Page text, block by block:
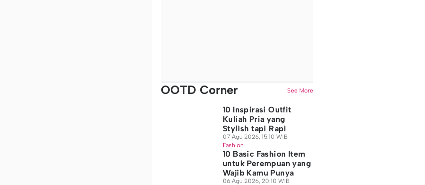
OOTD Corner See More
10 Inspirasi Outfit
Kuliah Pria yang
Stylish tapi Rapi
07 Agu 2026, 15:10 WIB
Fashion
10 Basic Fashion Item
untuk Perempuan yang
Wajib Kamu Punya
06 Agu 2026, 20:10 WIB